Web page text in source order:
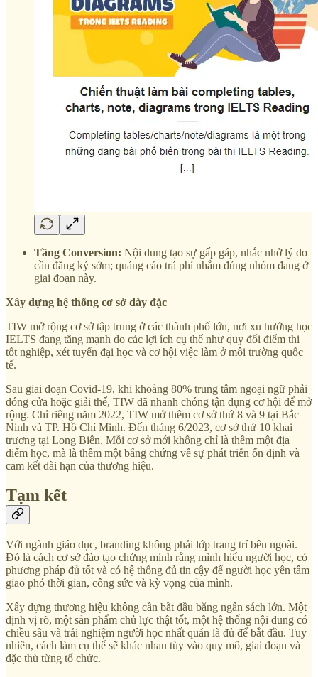
Tầng Conversion: Nội dung tạo sự gấp gáp, nhắc nhở lý do
cần đăng ký sớm; quảng cáo trả phí nhắm đúng nhóm đang ở
giai đoạn này.
Xây dựng hệ thống cơ sở dày đặc
TIW mở rộng cơ sở tập trung ở các thành phố lớn, nơi xu hướng học
IELTS đang tăng mạnh do các lợi ích cụ thể như quy đổi điểm thi
tốt nghiệp, xét tuyển đại học và cơ hội việc làm ở môi trường quốc
tế.
Sau giai đoạn Covid-19, khi khoảng 80% trung tâm ngoại ngữ phải
đóng cửa hoặc giải thể, TIW đã nhanh chóng tận dụng cơ hội để mở
rộng. Chỉ riêng năm 2022, TIW mở thêm cơ sở thứ 8 và 9 tại Bắc
Ninh và TP. Hồ Chí Minh. Đến tháng 6/2023, cơ sở thứ 10 khai
trương tại Long Biên. Mỗi cơ sở mới không chỉ là thêm một địa
điểm học, mà là thêm một bằng chứng về sự phát triển ổn định và
cam kết dài hạn của thương hiệu.
Tạm kết
Với ngành giáo dục, branding không phải lớp trang trí bên ngoài.
Đó là cách cơ sở đào tạo chứng minh rằng mình hiểu người học, có
phương pháp đủ tốt và có hệ thống đủ tin cậy để người học yên tâm
giao phó thời gian, công sức và kỳ vọng của mình.
Xây dựng thương hiệu không cần bắt đầu bằng ngân sách lớn. Một
định vị rõ, một sản phẩm chủ lực thật tốt, một hệ thống nội dung có
chiều sâu và trải nghiệm người học nhất quán là đủ để bắt đầu. Tuy
nhiên, cách làm cụ thể sẽ khác nhau tùy vào quy mô, giai đoạn và
đặc thù từng tổ chức.